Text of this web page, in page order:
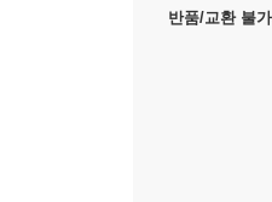
반품/교환 불